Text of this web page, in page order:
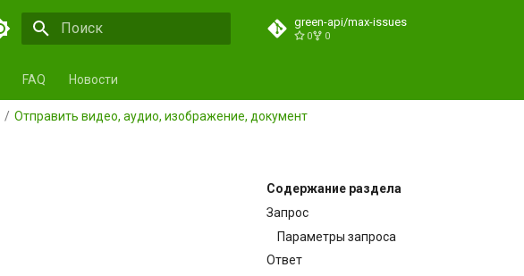
green-api/max-issues
0 0
FAQ Новости
Отправить видео, аудио, изображение, документ
Содержание раздела
Запрос
Параметры запроса
Ответ